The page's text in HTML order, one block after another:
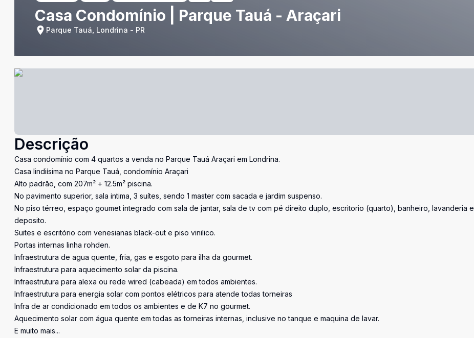
Casa Condomínio | Parque Tauá - Araçari
Parque Tauá, Londrina - PR
Descrição
Casa condomínio com 4 quartos a venda no Parque Tauá Araçari em Londrina.
Casa lindiísima no Parque Tauá, condomínio Araçari
Alto padrão, com 207m² + 12.5m² piscina.
No pavimento superior, sala intima, 3 suítes, sendo 1 master com sacada e jardim suspenso.
No piso térreo, espaço goumet integrado com sala de jantar, sala de tv com pé direito duplo, escritorio (quarto), banheiro, lavanderia e
deposito.
Suites e escritório com venesianas black-out e piso vinilico.
Portas internas linha rohden.
Infraestrutura de agua quente, fria, gas e esgoto para ilha da gourmet.
Infraestrutura para aquecimento solar da piscina.
Infraestrutura para alexa ou rede wired (cabeada) em todos ambientes.
Infraestrutura para energia solar com pontos elétricos para atende todas torneiras
Infra de ar condicionado em todos os ambientes e de K7 no gourmet.
Aquecimento solar com água quente em todas as torneiras internas, inclusive no tanque e maquina de lavar.
E muito mais...